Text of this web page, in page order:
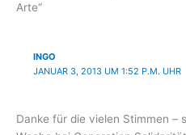
Arte“
INGO
JANUAR 3, 2013 UM 1:52 P.M. UHR
Danke für die vielen Stimmen –